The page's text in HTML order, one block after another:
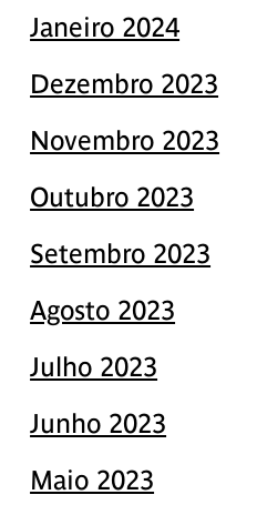
Janeiro 2024
Dezembro 2023
Novembro 2023
Outubro 2023
Setembro 2023
Agosto 2023
Julho 2023
Junho 2023
Maio 2023